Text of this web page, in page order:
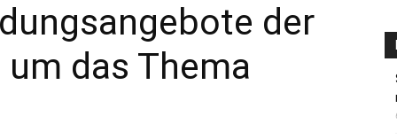
der
um das Thema